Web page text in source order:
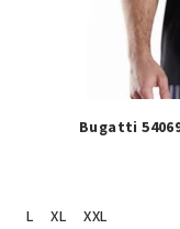
Bugatti
L
XL
XXL